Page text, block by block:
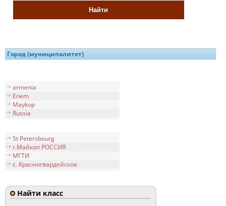
Город (муниципалитет)
armenia
Enem
Maykop
Russia
St Petersbourg
г.Майкоп РОССИЯ
МГТИ
с. Красногвардейское
Найти класс